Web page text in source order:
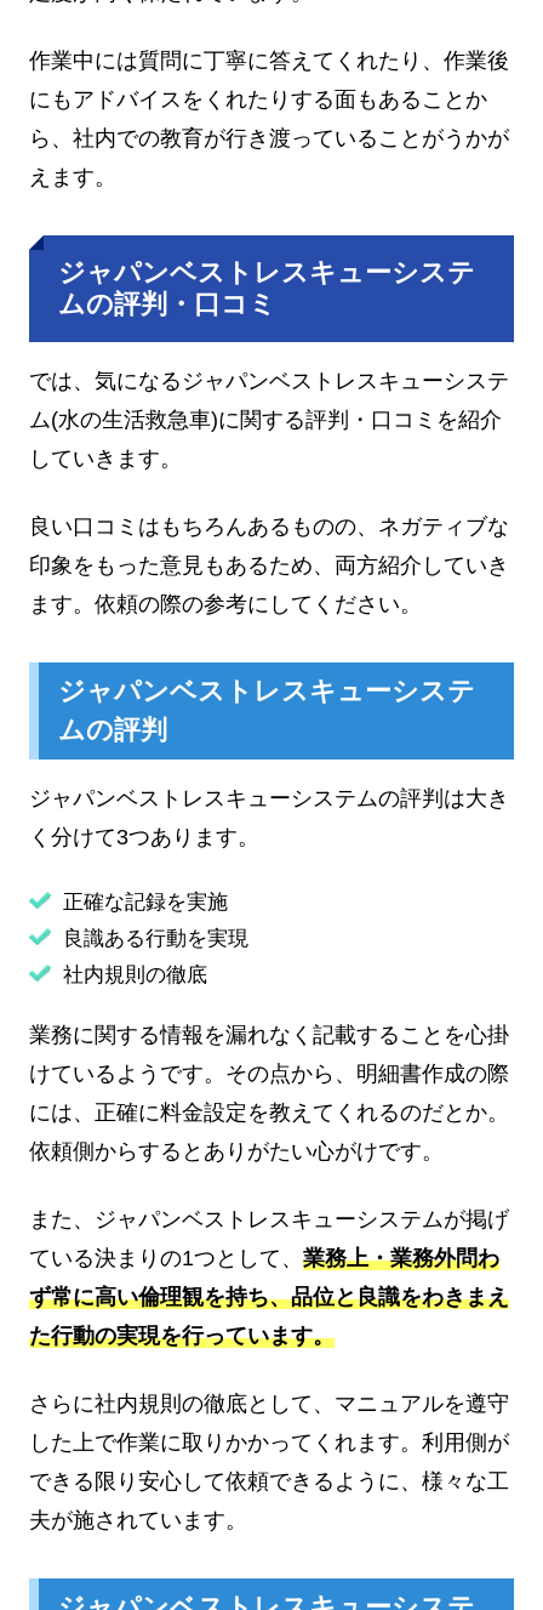
作業中には質問に丁寧に答えてくれたり、作業後
にもアドバイスをくれたりする面もあることか
ら、社内での教育が行き渡っていることがうかが
えます。
ジャパンベストレスキューシステ
ムの評判・口コミ
では、気になるジャパンベストレスキューシステ
ム(水の生活救急車)に関する評判・口コミを紹介
していきます。
良い口コミはもちろんあるものの、ネガティブな
印象をもった意見もあるため、両方紹介していき
ます。依頼の際の参考にしてください。
ジャパンベストレスキューシステ
ムの評判
ジャパンベストレスキューシステムの評判は大き
く分けて3つあります。
正確な記録を実施
良識ある行動を実現
社内規則の徹底
業務に関する情報を漏れなく記載することを心掛
けているようです。その点から、明細書作成の際
には、正確に料金設定を教えてくれるのだとか。
依頼側からするとありがたい心がけです。
また、ジャパンベストレスキューシステムが掲げ
ている決まりの1つとして、 業務上・業務外問わ
ず常に高い倫理観を持ち、品位と良識をわきまえ
た行動の実現を行っています。
さらに社内規則の徹底として、マニュアルを遵守
した上で作業に取りかかってくれます。利用側が
できる限り安心して依頼できるように、様々な工
夫が施されています。